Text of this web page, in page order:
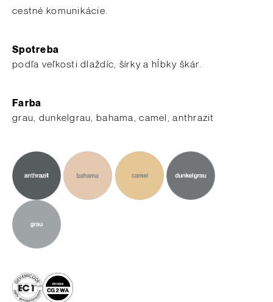
cestné komunikácie.
Spotreba
​podľa veľkosti dlaždíc, šírky a hĺbky škár.
Farba
grau, dunkelgrau, bahama, camel, anthrazit